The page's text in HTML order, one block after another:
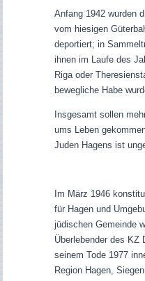
Anfang 1942 wurden
vom hiesigen
deportiert; in
ihnen im Laufe des
Riga oder
bewegliche Habe
Insgesamt sollen
ums Leben
Juden Hagens ist
Im März 1946
für Hagen und
jüdischen Gemeinde
Überlebender des KZ
seinem Tode 1977
Region Hagen,